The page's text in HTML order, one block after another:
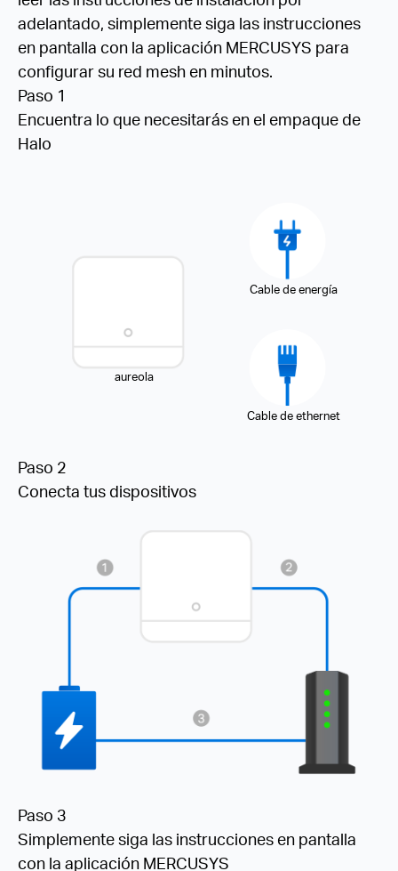
adelantado, simplemente siga las instrucciones
en pantalla con la aplicación MERCUSYS para
configurar su red mesh en minutos.
Paso 1
Encuentra lo que necesitarás en el empaque de
Halo
aureola
Cable de energía
Cable de ethernet
Paso 2
Conecta tus dispositivos
Paso 3
Simplemente siga las instrucciones en pantalla
con la aplicación MERCUSYS